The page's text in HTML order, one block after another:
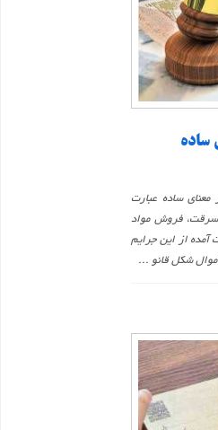
ساده
ساده عبارت
سرقت، فروش مواد
از این جرایم
شکل قانو ...